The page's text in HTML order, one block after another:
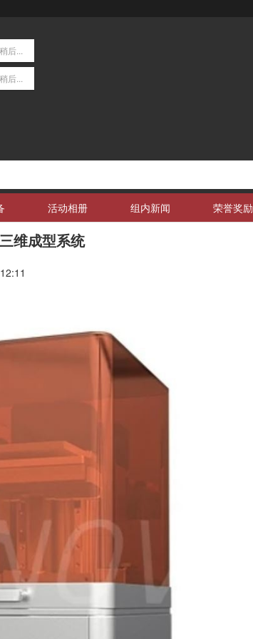
活动相册 组内新闻 荣誉奖励
维成型系统
后...
后...